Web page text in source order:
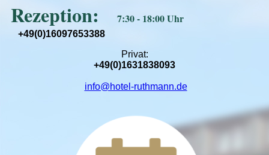
Rezeption: 7:30 - 18:00 Uhr
+49(0)16097653388
Privat:
+49(0)1631838093
info@hotel-ruthmann.de